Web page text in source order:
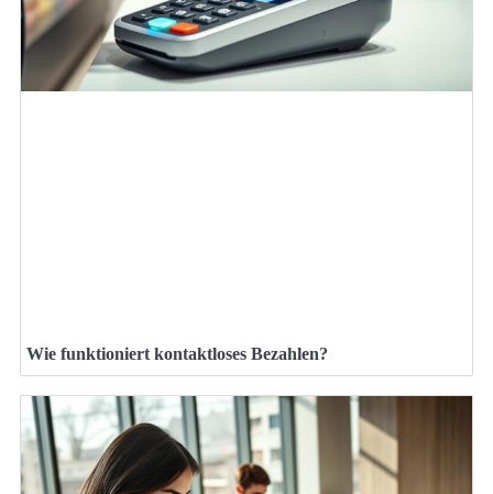
Wie funktioniert kontaktloses Bezahlen?